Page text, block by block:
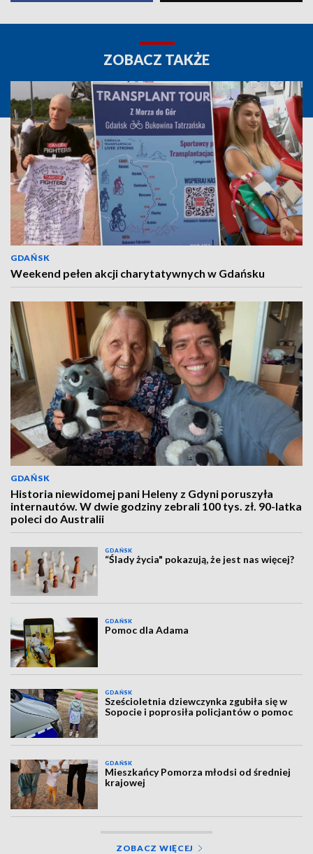
ZOBACZ TAKŻE
GDAŃSK
Weekend pełen akcji charytatywnych w Gdańsku
GDAŃSK
Historia niewidomej pani Heleny z Gdyni poruszyła
internautów. W dwie godziny zebrali 100 tys. zł. 90-latka
poleci do Australii
GDAŃSK
“Ślady życia" pokazują, że jest nas więcej?
GDAŃSK
Pomoc dla Adama
GDAŃSK
Sześcioletnia dziewczynka zgubiła się w
Sopocie i poprosiła policjantów o pomoc
GDAŃSK
Mieszkańcy Pomorza młodsi od średniej
krajowej
ZOBACZ WIĘCEJ